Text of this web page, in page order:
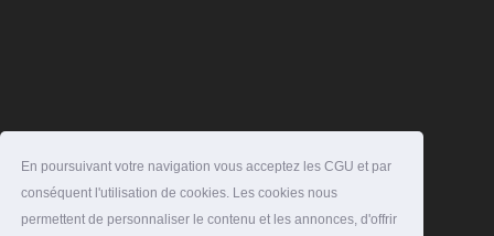
En poursuivant votre navigation vous acceptez les CGU et par
conséquent l'utilisation de cookies. Les cookies nous
permettent de personnaliser le contenu et les annonces, d'offrir